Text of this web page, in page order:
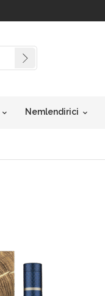
Nemlendirici